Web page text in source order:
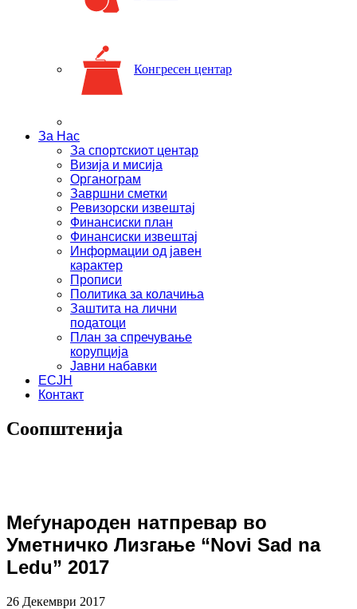
Конгресен центар
За Нас
За спортскиот центар
Визија и мисија
Органограм
Завршни сметки
Ревизорски извештај
Финансиски план
Финансиски извештај
Информации од јавен
карактер
Прописи
Политика за колачиња
Заштита на лични
податоци
План за спречување
корупција
Јавни набавки
ЕСЈН
Контакт
Соопштенија
Меѓународен натпревар во
Уметничко Лизгање “Novi Sad na
Ledu” 2017
26 Декември 2017